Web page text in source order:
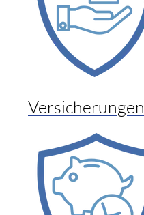
Versicherungen